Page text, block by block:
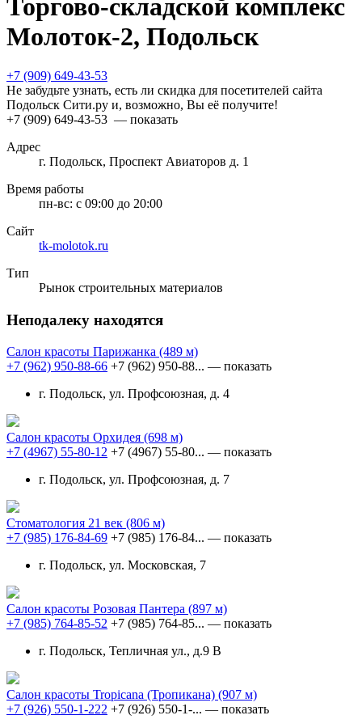
Торгово-складской комплекс
Молоток-2, Подольск
+7 (909) 649-43-53
Не забудьте узнать, есть ли скидка для посетителей сайта
Подольск Сити.ру и, возможно, Вы её получите!
+7 (909) 649-43-53 — показать
Адрес
г. Подольск, Проспект Авиаторов д. 1
Время работы
пн-вс: с 09:00 до 20:00
Сайт
tk-molotok.ru
Тип
Рынок строительных материалов
Неподалеку находятся
Салон красоты Парижанка (489 м)
+7 (962) 950-88-66 +7 (962) 950-88... — показать
г. Подольск, ул. Профсоюзная, д. 4
Салон красоты Орхидея (698 м)
+7 (4967) 55-80-12 +7 (4967) 55-80... — показать
г. Подольск, ул. Профсоюзная, д. 7
Стоматология 21 век (806 м)
+7 (985) 176-84-69 +7 (985) 176-84... — показать
г. Подольск, ул. Московская, 7
Салон красоты Розовая Пантера (897 м)
+7 (985) 764-85-52 +7 (985) 764-85... — показать
г. Подольск, Тепличная ул., д.9 В
Салон красоты Tropicana (Тропикана) (907 м)
+7 (926) 550-1-222 +7 (926) 550-1-... — показать